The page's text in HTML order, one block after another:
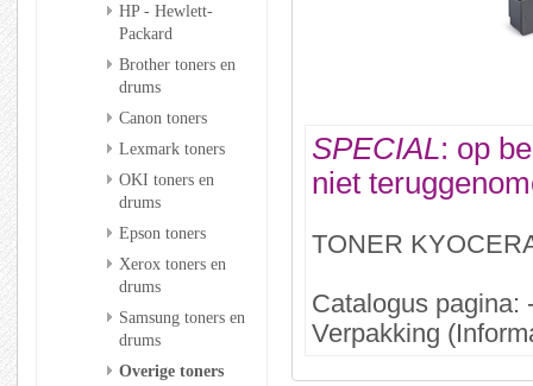
HP - Hewlett-
Packard
Brother toners en
drums
Canon toners
Lexmark toners
OKI toners en
drums
Epson toners
Xerox toners en
drums
Samsung toners en
drums
Overige toners
SPECIAL : op
niet
TONER
Catalogus pagina:
Verpakking